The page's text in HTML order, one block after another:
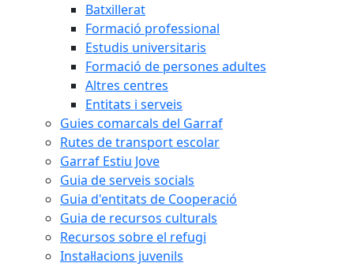
Batxillerat
Formació professional
Estudis universitaris
Formació de persones adultes
Altres centres
Entitats i serveis
Guies comarcals del Garraf
Rutes de transport escolar
Garraf Estiu Jove
Guia de serveis socials
Guia d'entitats de Cooperació
Guia de recursos culturals
Recursos sobre el refugi
Instal·lacions juvenils